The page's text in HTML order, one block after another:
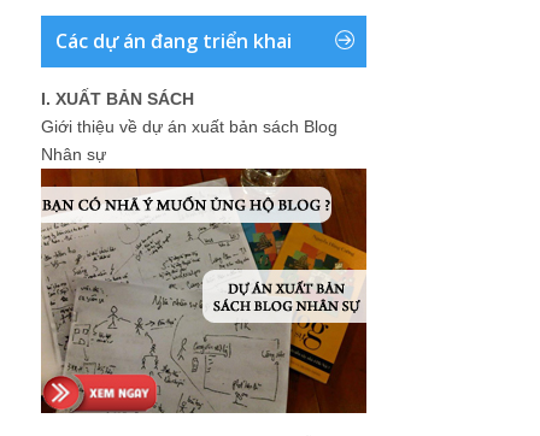
Các dự án đang triển khai
I. XUẤT BẢN SÁCH
Giới thiệu về dự án xuất bản sách Blog
Nhân sự